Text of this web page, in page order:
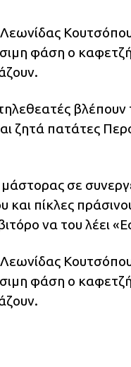
φάση ο
τηλεθεατές
ζητά πατάτες
σε
και πίκλες
να του λέει
φάση ο